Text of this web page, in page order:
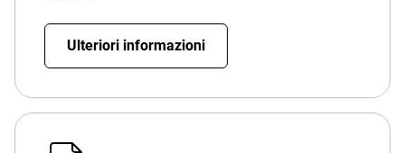
Ulteriori informazioni